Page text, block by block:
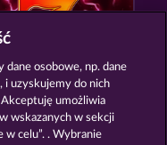
40
dane osobowe, np. dane
i uzyskujemy do nich
umożliwia
wskazanych w sekcji
w celu”. . Wybranie